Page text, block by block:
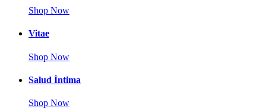
Shop Now
Vitae
Shop Now
Salud Íntima
Shop Now